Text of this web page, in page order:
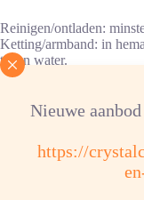
Nieuwe
https://
Reinigen/ontladen:
Ketting/armband: in
tegen water.
Opladen: aansluitend, 6
Chemische
Mg, Mn, Sr, V.
Kleur: groen met zwart,
Je zou ook kunnen